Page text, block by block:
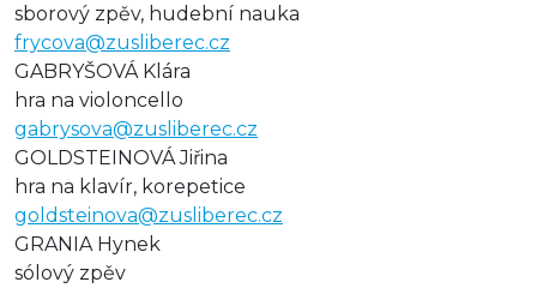
sborový zpěv, hudební nauka
frycova@zusliberec.cz
GABRYŠOVÁ Klára
hra na violoncello
gabrysova@zusliberec.cz
GOLDSTEINOVÁ Jiřina
hra na klavír, korepetice
goldsteinova@zusliberec.cz
GRANIA Hynek
sólový zpěv